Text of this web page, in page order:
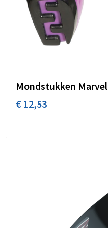
Mondstukken Marvel
€ 12,53